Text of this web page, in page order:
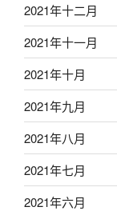
2021年十二月
2021年十一月
2021年十月
2021年九月
2021年八月
2021年七月
2021年六月